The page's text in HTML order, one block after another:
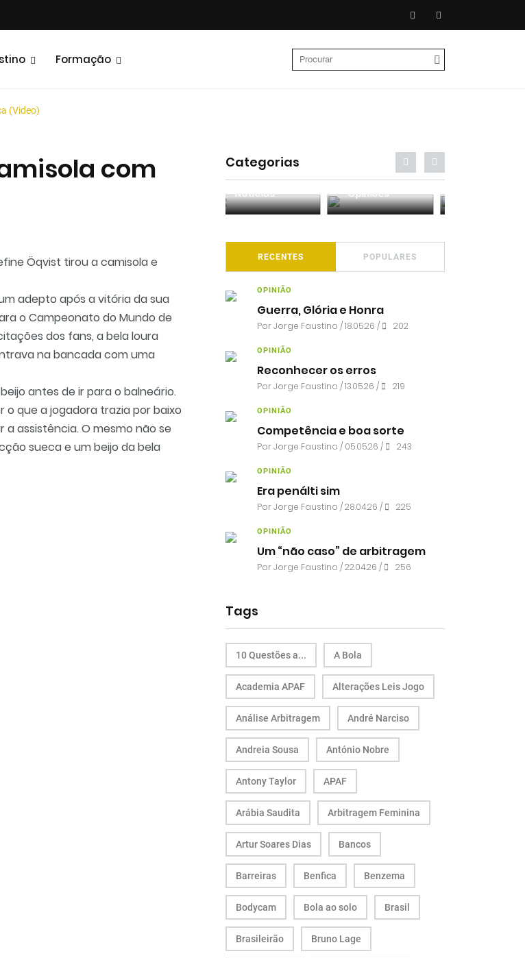
Formação
(Video)
com
Öqvist tirou a camisola e
adepto após a vitória da sua
o Campeonato do Mundo de
dos fans, a bela loura
na bancada com uma
antes de ir para o balneário.
que a jogadora trazia por baixo
assistência. O mesmo não se
sueca e um beijo da bela
Categorias
Entrevistas Análises
RECENTES POPULARES
OPINIÃO
Guerra, Glória e Honra
PorJorge Faustino / 18.05.26 / 202
OPINIÃO
Reconhecer os erros
PorJorge Faustino / 13.05.26 / 219
OPINIÃO
Competência e boa sorte
PorJorge Faustino / 05.05.26 / 243
OPINIÃO
Era penálti sim
PorJorge Faustino / 28.04.26 / 225
OPINIÃO
Um “não caso” de arbitragem
PorJorge Faustino / 22.04.26 / 256
Tags
10 Questões a... A Bola
Academia APAF Alterações Leis Jogo
Análise Arbitragem André Narciso
Andreia Sousa António Nobre
Antony Taylor APAF
Arábia Saudita Arbitragem Feminina
Artur Soares Dias Bancos
Barreiras Benfica Benzema
Bodycam Bola ao solo Brasil
Brasileirão Bruno Lage